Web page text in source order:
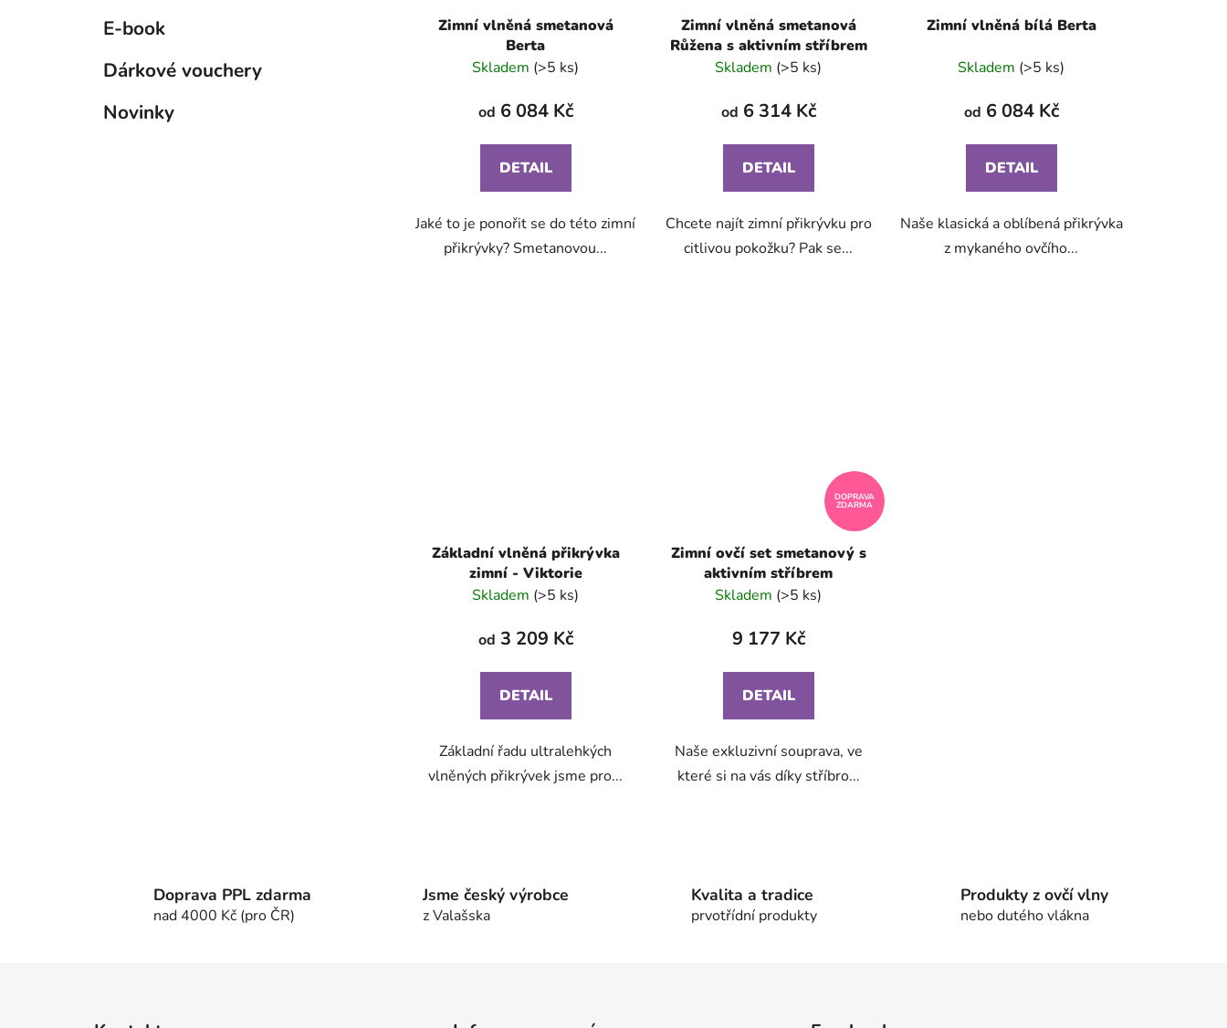
E-book
Dárkové vouchery
Novinky
Zimní vlněná smetanová
Berta
Skladem (>5 ks)
od 6 084 Kč
DETAIL
Jaké to je ponořit se do této zimní
přikrývky? Smetanovou...
Zimní vlněná smetanová
Růžena s aktivním stříbrem
Skladem (>5 ks)
od 6 314 Kč
DETAIL
Chcete najít zimní přikrývku pro
citlivou pokožku? Pak se...
Zimní vlněná bílá Berta
Skladem (>5 ks)
od 6 084 Kč
DETAIL
Naše klasická a oblíbená přikrývka
z mykaného ovčího...
Základní vlněná přikrývka
zimní - Viktorie
Skladem (>5 ks)
od 3 209 Kč
DETAIL
Základní řadu ultralehkých
vlněných přikrývek jsme pro...
DOPRAVA
ZDARMA
Zimní ovčí set smetanový s
aktivním stříbrem
Skladem (>5 ks)
9 177 Kč
DETAIL
Naše exkluzivní souprava, ve
které si na vás díky stříbro...
á
d
Doprava PPL zdarma
nad 4000 Kč (pro ČR)
Jsme český výrobce
z Valašska
Kvalita a tradice
prvotřídní produkty
Produkty z ovčí vlny
nebo dutého vlákna